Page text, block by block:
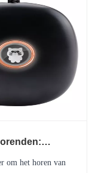
om het horen van